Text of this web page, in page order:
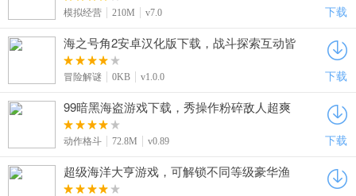
模拟经营 210M v7.0 下载
海之号角2安卓汉化版下载，战斗探索互动皆
上乘，体验超优质
冒险解谜 0KB v1.0.0 下载
99暗黑海盗游戏下载，秀操作粉碎敌人超爽
快
动作格斗 72.8M v0.89 下载
超级海洋大亨游戏，可解锁不同等级豪华渔
船，助力海钓